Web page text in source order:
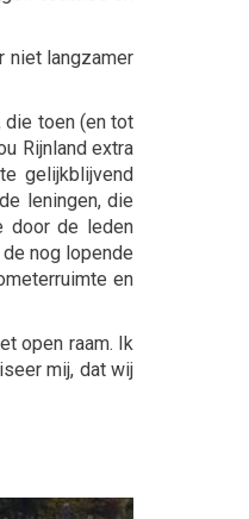
niet langzamer
die toen (en tot
Rijnland extra
gelijkblijvend
leningen, die
door de leden
nog lopende
en
open raam. Ik
mij, dat wij